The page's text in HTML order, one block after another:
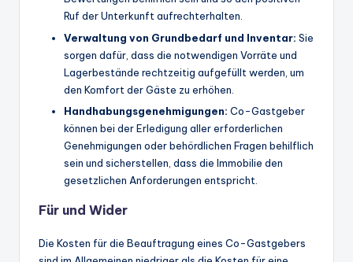
Ruf der Unterkunft aufrechterhalten.
Verwaltung von Grundbedarf und Inventar: Sie
sorgen dafür, dass die notwendigen Vorräte und
Lagerbestände rechtzeitig aufgefüllt werden, um
den Komfort der Gäste zu erhöhen.
Handhabungsgenehmigungen: Co-Gastgeber
können bei der Erledigung aller erforderlichen
Genehmigungen oder behördlichen Fragen behilflich
sein und sicherstellen, dass die Immobilie den
gesetzlichen Anforderungen entspricht.
Für und Wider
Die Kosten für die Beauftragung eines Co-Gastgebers